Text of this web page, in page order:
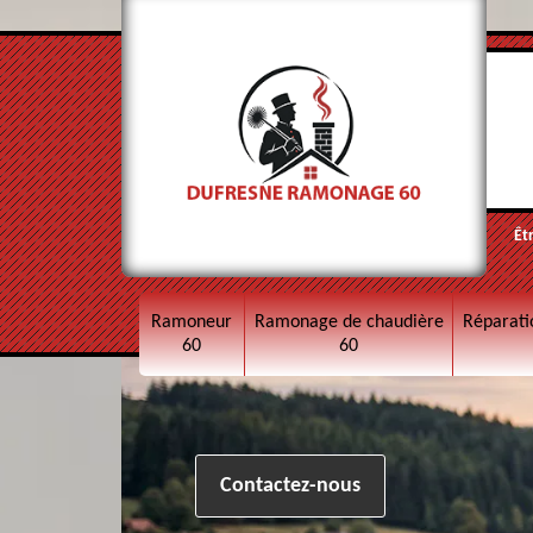
Ramoneur
60
Ramonage de chaudière
60
Contactez-nous